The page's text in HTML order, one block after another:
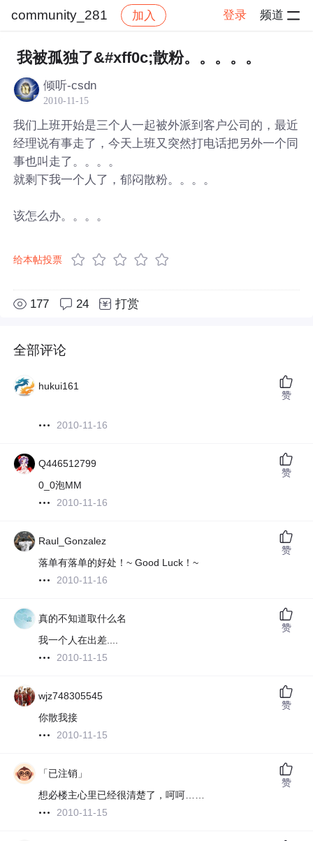
community_281 加入 登录 频道
社区 community_281 帖子详情
我被孤独了&#xff0c;散粉。。。。。
倾听-csdn
2010-11-15
我们上班开始是三个人一起被外派到客户公司的，最近
经理说有事走了，今天上班又突然打电话把另外一个同
事也叫走了。。。。
就剩下我一个人了，郁闷散粉。。。。
该怎么办。。。。
给本帖投票
177 24 打赏
全部评论
hukui161
2010-11-16
赞
Q446512799
0_0泡MM
2010-11-16
赞
Raul_Gonzalez
落单有落单的好处！~ Good Luck！~
2010-11-16
赞
真的不知道取什么名
我一个人在出差....
2010-11-15
赞
wjz748305545
你散我接
2010-11-15
赞
「已注销」
想必楼主心里已经很清楚了，呵呵……
2010-11-15
赞